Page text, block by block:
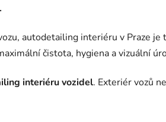
autodetailing interiéru v Praze
čistota, hygiena a vizuální
interiéru vozidel. Exteriér vozů